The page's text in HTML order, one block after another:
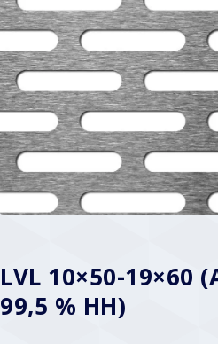
LVL 10×50-19×60
99,5 % HH)